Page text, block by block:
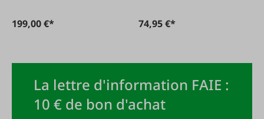
199,00 €* 74,95 €*
La lettre d'information FAIE :
10 € de bon d'achat